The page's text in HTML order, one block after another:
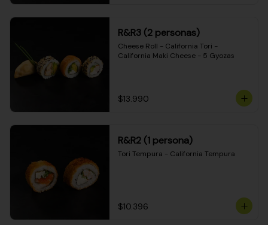
R&R3 (2 personas)
Cheese Roll - California Tori -
California Maki Cheese - 5 Gyozas
$13.990
R&R2 (1 persona)
Tori Tempura - California Tempura
$10.396